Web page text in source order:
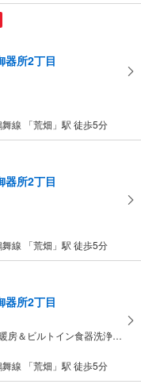
器所2丁目
線 「荒畑」駅 徒歩5分
器所2丁目
線 「荒畑」駅 徒歩5分
器所2丁目
4LDK LDK～～床暖房＆ビルトイン食器洗浄乾燥機標準装備！
線 「荒畑」駅 徒歩5分